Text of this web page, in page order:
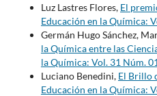
Luz Lastres Flores, El
Educación en la Química:
Germán Hugo Sánchez,
la Química entre las
la Química: Vol. 31 Núm.
Luciano Benedini, El Brillo
Educación en la Química: